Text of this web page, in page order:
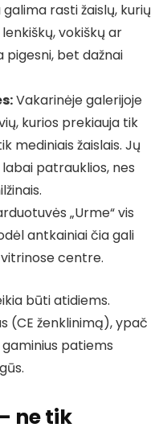
galima rasti žaislų, kurių
vokiškų ar
pigesni, bet dažnai
Vakarinėje galerijoje
kurios prekiauja tik
mediniais žaislais. Jų
patrauklios, nes
„Urme“ vis
antkainiai čia gali
centre.
būti atidiems.
(CE ženklinimą), ypač
patiems
ne tik